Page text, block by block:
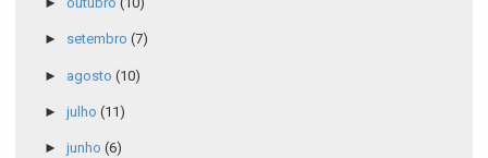
► setembro (7)
► agosto (10)
► julho (11)
► junho (6)